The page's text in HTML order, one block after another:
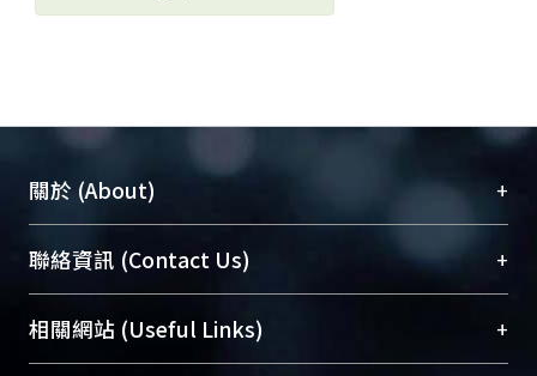
關於 (About) +
臺大位居世界頂尖大學之列，為永久珍藏及向國際
展現本校豐碩的研究成果及學術能量，圖書館整合
機構典藏（NTUR）與學術庫（AH）不同功能平
台，成為臺大學術典藏NTU scholars。期能整合研
聯絡資訊 (Contact Us) +
總館學科館員(Main Library)
醫學圖書館學科館員(Medical Library)
相關網站 (Useful Links) +